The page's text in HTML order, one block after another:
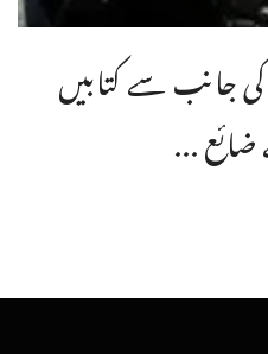
کی جانب سے کتابیں
...